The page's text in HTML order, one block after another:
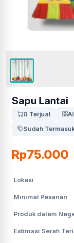
Sapu Lantai
0 Terjual
Sudah
Rp75.000
Lokasi
Minimal Pesanan
Produk dalam
Estimasi Serah